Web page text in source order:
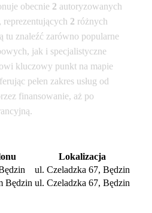
obecnie 2 autoryzowanych
2 różnych
tu znaleźć zarówno popularne
jak i specjalistyczne
kluczowy punkt na mapie
pełen zakres usług od
finansowanie, aż po
Lokalizacja
ul. Czeladzka 67, Będzin
Będzin ul. Czeladzka 67, Będzin